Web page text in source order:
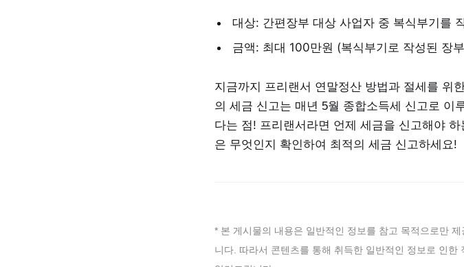
대상: 간편장부 대상 사업자 중 복식부기를
금액: 최대 100만원 (복식부기로 작성된 장
지금까지 프리랜서 연말정산 방법과 절세를 위
의 세금 신고는 매년 5월 종합소득세 신고로 이
다는 점! 프리랜서라면 언제 세금을 신고해야
은 무엇인지 확인하여 최적의 세금 신고하세요!
* 본 게시물의 내용은 일반적인 정보를 참고 목적으로만
니다. 따라서 콘텐츠를 통해 취득한 일반적인 정보로 인